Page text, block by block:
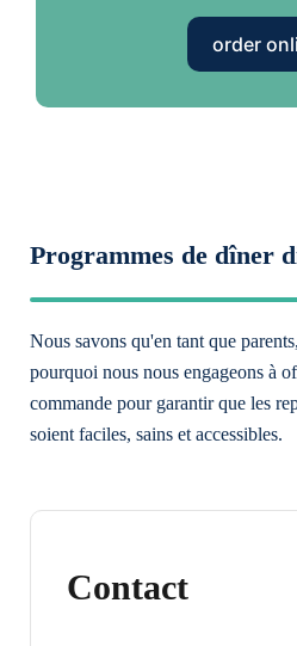
order
Programmes de dîner
Nous savons qu'en tant que
pourquoi nous nous engageons à
commande pour garantir que les
soient faciles, sains et accessibles.
Contact